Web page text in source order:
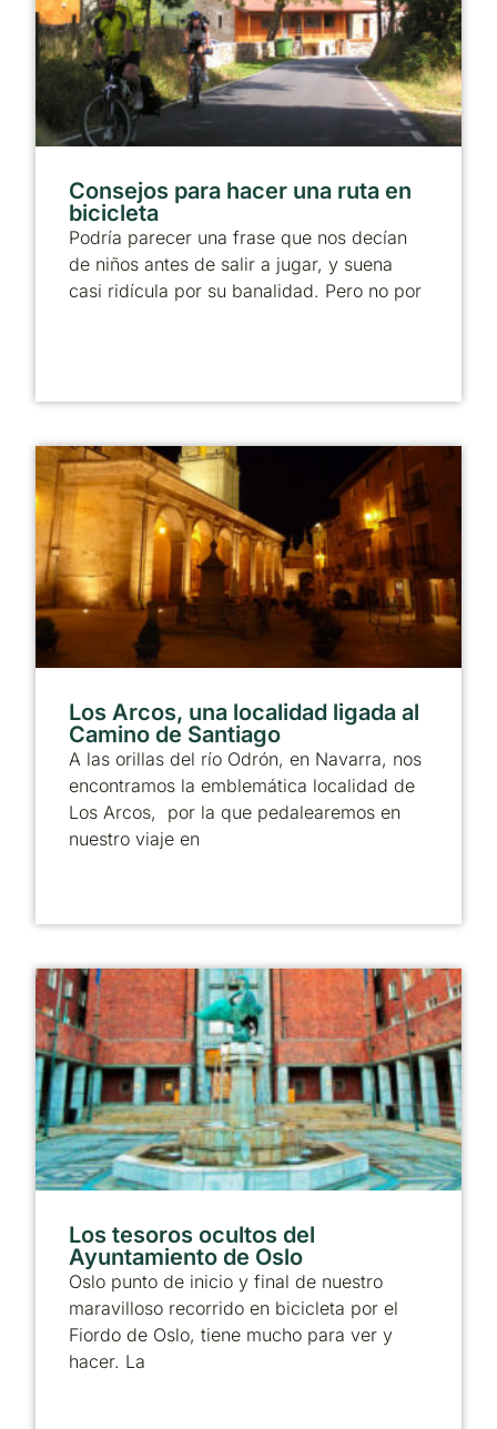
Consejos para hacer una ruta en
bicicleta
Podría parecer una frase que nos decían
de niños antes de salir a jugar, y suena
casi ridícula por su banalidad. Pero no por
Los Arcos, una localidad ligada al
Camino de Santiago
A las orillas del río Odrón, en Navarra, nos
encontramos la emblemática localidad de
Los Arcos, por la que pedalearemos en
nuestro viaje en
Los tesoros ocultos del
Ayuntamiento de Oslo
Oslo punto de inicio y final de nuestro
maravilloso recorrido en bicicleta por el
Fiordo de Oslo, tiene mucho para ver y
hacer. La